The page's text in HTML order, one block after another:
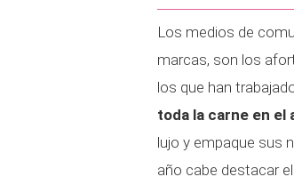
Los medios de
marcas, son los
los que han
toda la carne en el
lujo y empaque sus
año cabe destacar